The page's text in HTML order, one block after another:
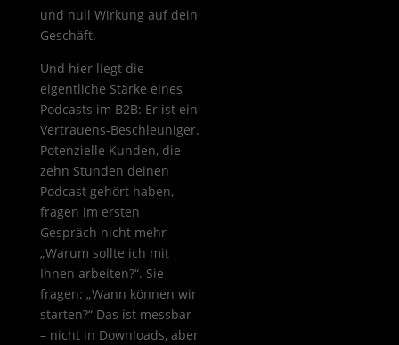
und null Wirkung auf dein
Geschäft.
Und hier liegt die
eigentliche Stärke eines
Podcasts im B2B: Er ist ein
Vertrauens-Beschleuniger.
Potenzielle Kunden, die
zehn Stunden deinen
Podcast gehört haben,
fragen im ersten
Gespräch nicht mehr
„Warum sollte ich mit
Ihnen arbeiten?“. Sie
fragen: „Wann können wir
starten?“ Das ist messbar
– nicht in Downloads, aber